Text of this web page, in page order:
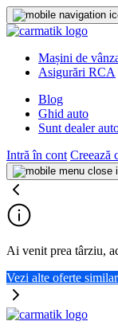
Mașini de
Asigurări RCA
Blog
Ghid auto
Sunt dealer
Intră în cont Creează
Ai venit prea târziu,
Vezi alte oferte